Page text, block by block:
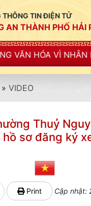
THÔNG TIN ĐIỆN TỬ
AN THÀNH PHỐ HẢI
DÂN PHỤC VỤ"
» VIDEO
Thuỷ
sơ đăng ký
Print Cập nhật: